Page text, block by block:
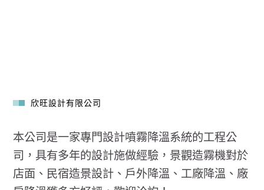
欣旺設計有限公司
本公司是一家專門設計噴霧降溫系統的工程公
司，具有多年的設計施做經驗，景觀造霧機對於
店面、民宿造景設計、戶外降溫、工廠降溫、廠